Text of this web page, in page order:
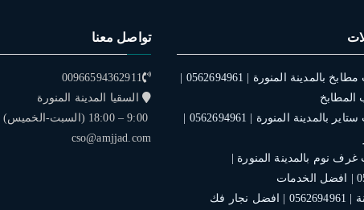
المطابخ
غرف نوم بالمدينة المنورة |
نجار بالمدينة | 0562694961 | افضل نجار فك
تواصل معنا
00966594362911
السقيا المدينة المنورة
9:00 – 18:00 (السبت-الخميس)
cso@amjjad.com